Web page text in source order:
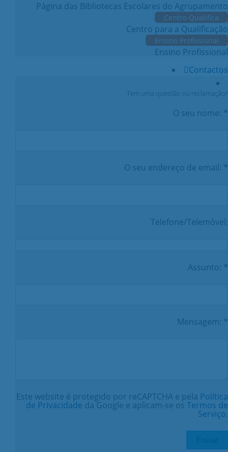
Página das Bibliotecas Escolares do Agrupamento
Centro Qualifica
Centro para a Qualificação
Ensino Profissional
Ensino Profissional
Contactos
Tem uma questão ou reclamação?
O seu nome: *
O seu endereço de email: *
Telefone/Telemóvel:
Assunto: *
Mensagem: *
Este website é protegido por reCAPTCHA e pela Política
de Privacidade da Google e aplicam-se os Termos de
Serviço.